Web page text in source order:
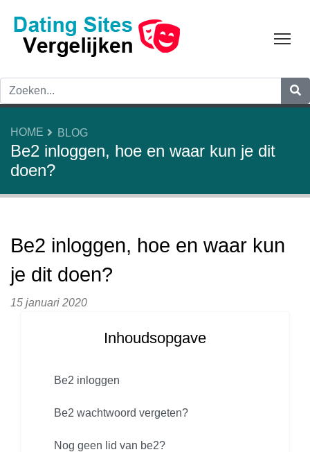
HOME BLOG
Be2 inloggen, hoe en waar kun je dit
doen?
Be2 inloggen, hoe en waar kun
je dit doen?
15 januari 2020
Inhoudsopgave
Be2 inloggen
Be2 wachtwoord vergeten?
Nog geen lid van be2?